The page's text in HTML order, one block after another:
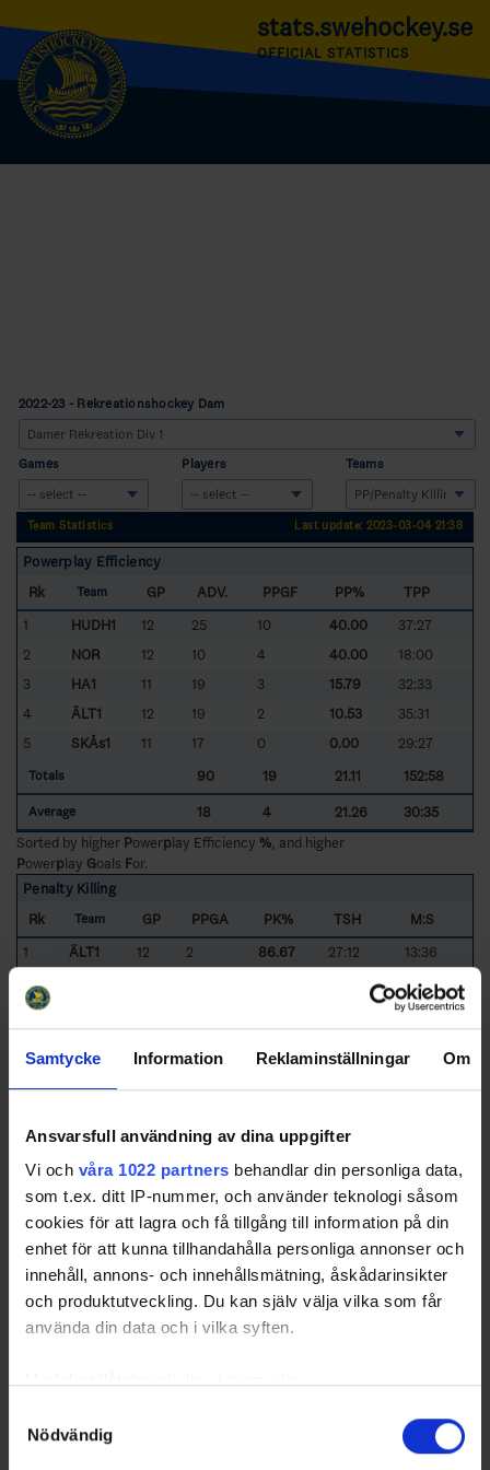
Samtycke Information Reklaminställningar Om
Ansvarsfull användning av dina uppgifter
Vi och våra 1022 partners behandlar din personliga data,
som t.ex. ditt IP-nummer, och använder teknologi såsom
cookies för att lagra och få tillgång till information på din
enhet för att kunna tillhandahålla personliga annonser och
innehåll, annons- och innehållsmätning, åskådarinsikter
och produktutveckling. Du kan själv välja vilka som får
använda din data och i vilka syften.
kan ha en noggrannhet på upp till flera meter
Nödvändig
stats.swehockey.se
OFFICIAL STATISTICS
2022-23 - Rekreationshockey Dam
Games Players Teams
Team Statistics Last update: 2023-03-04 21:38
Powerplay Efficiency
Rk
Team GP ADV. PPGF PP%
TPP
1
HUDH1 12 25 10 40.00
37:27
2
NOR 12 10 4 40.00
18:00
3
HA1 11 19 3 15.79
32:33
4
ÄLT1 12 19 2 10.53
35:31
5
SKÅs1 11 17 0 0.00 29:27
Totals 90 19 21.11 152:58
Average 18 4 21.26
30:35
Sorted by higher Powerplay Efficiency % , and higher
Powerplay Goals For.
Penalty Killing
Rk
Team GP PPGA PK% TSH
M:S
1
ÄLT1 12 2 86.67 27:12
13:36
09:52
3
06:55
5
HA1 11 4 75.00 25:43 06:26
Average 4 79.24 30:35
Sorted by higherPenaltyKilling%, and lowerPower playGoalsAgainst.
HA1 - Haninge Anchors HC 1 HUDH1- Huddinge IK Hurricane
1
SKÅs1
- SKÅ IK Seahawks 1
ÄLT1- Älta IF Lady Tigers 1
och statistik för samtliga ishockeyserier som spelas i
Sverige. Du kan följa dina favoritserier och lägga upp